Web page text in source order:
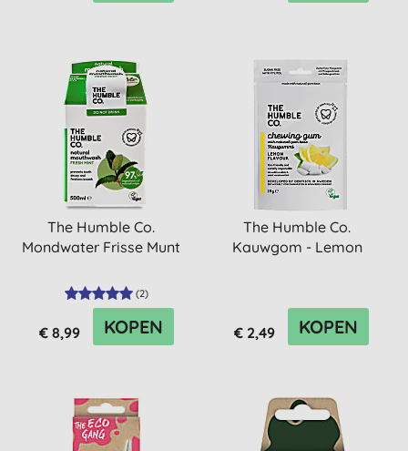
The Humble Co.
Mondwater Frisse Munt
(2)
€ 8,99 KOPEN
The Humble Co.
Kauwgom - Lemon
€ 2,49 KOPEN